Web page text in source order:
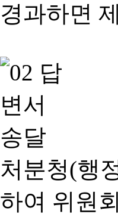
경과하면
처분청(행
하여 위원